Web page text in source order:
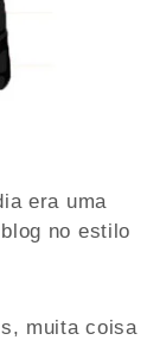
era uma
no estilo
muita coisa